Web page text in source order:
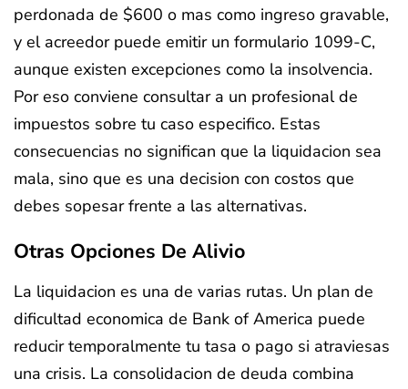
perdonada de $600 o mas como ingreso gravable,
y el acreedor puede emitir un formulario 1099-C,
aunque existen excepciones como la insolvencia.
Por eso conviene consultar a un profesional de
impuestos sobre tu caso especifico. Estas
consecuencias no significan que la liquidacion sea
mala, sino que es una decision con costos que
debes sopesar frente a las alternativas.
Otras Opciones De Alivio
La liquidacion es una de varias rutas. Un plan de
dificultad economica de Bank of America puede
reducir temporalmente tu tasa o pago si atraviesas
una crisis. La consolidacion de deuda combina